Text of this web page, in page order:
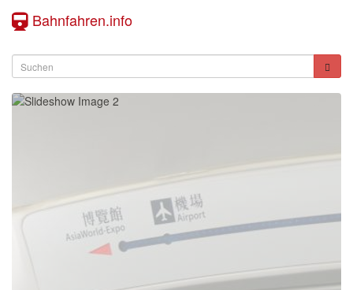
Bahnfahren.info